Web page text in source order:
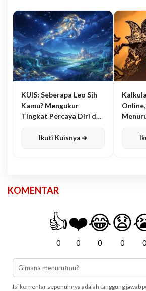
KUIS: Seberapa Leo Sih
Kamu? Mengukur
Tingkat Percaya Diri dan
Ikuti Kuisnya ➔
KOMENTAR
👍
0
❤️
0
😂
0
😧
0 0
Isi komentar sepenuhnya adalah tanggung jawab